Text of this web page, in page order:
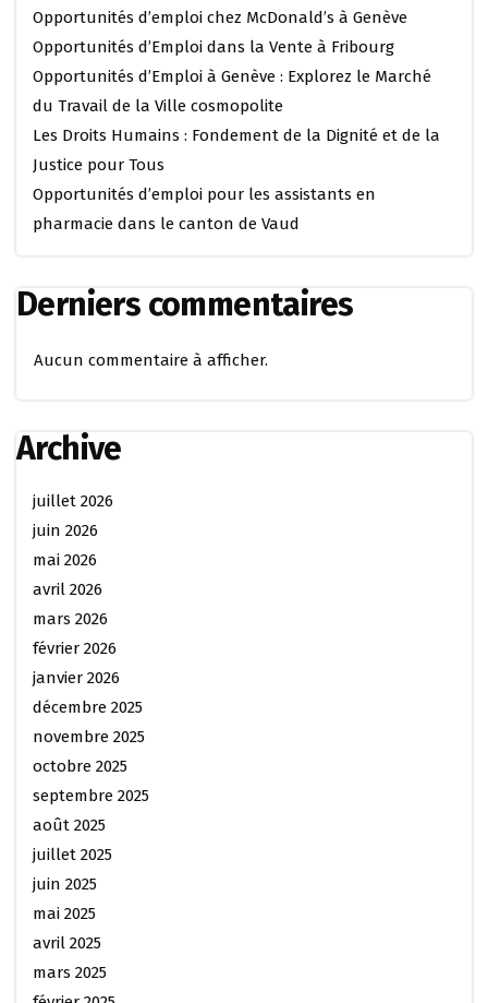
Opportunités d’emploi chez McDonald’s à Genève
Opportunités d’Emploi dans la Vente à Fribourg
Opportunités d’Emploi à Genève : Explorez le Marché
du Travail de la Ville cosmopolite
Les Droits Humains : Fondement de la Dignité et de la
Justice pour Tous
Opportunités d’emploi pour les assistants en
pharmacie dans le canton de Vaud
Derniers commentaires
Aucun commentaire à afficher.
Archive
juillet 2026
juin 2026
mai 2026
avril 2026
mars 2026
février 2026
janvier 2026
décembre 2025
novembre 2025
octobre 2025
septembre 2025
août 2025
juillet 2025
juin 2025
mai 2025
avril 2025
mars 2025